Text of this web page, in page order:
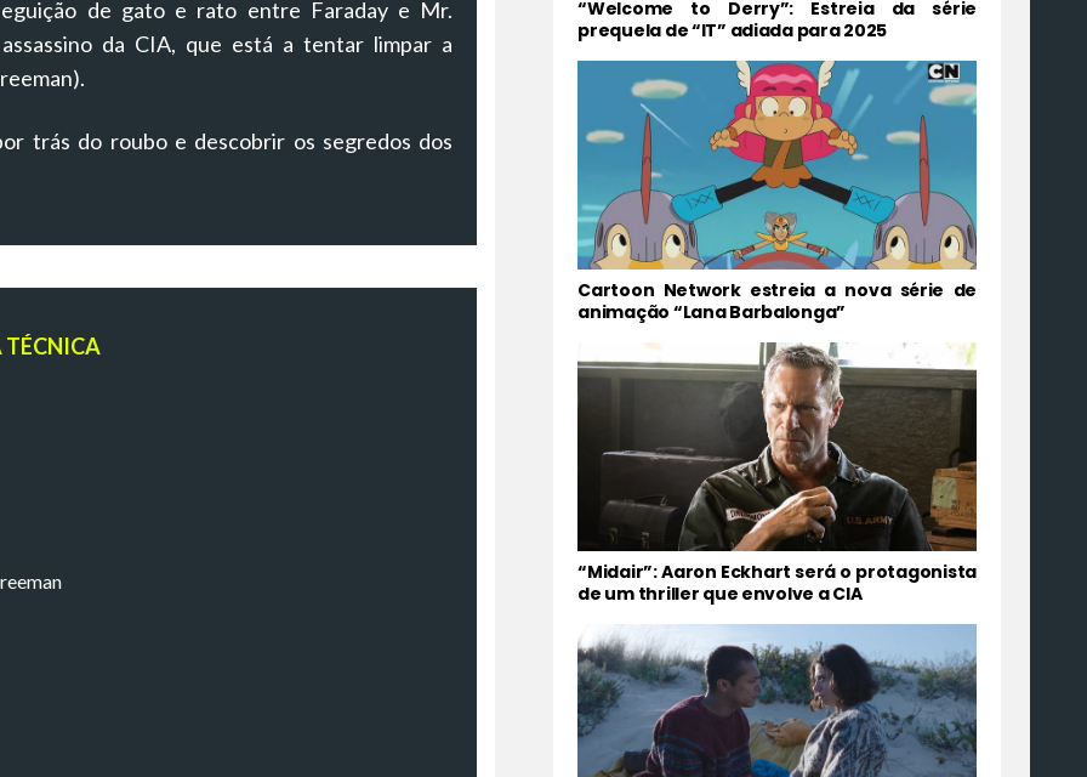
de gato e rato entre Faraday e Mr.
da CIA, que está a tentar limpar a
trás do roubo e descobrir os segredos dos
TÉCNICA
“Welcome to Derry”: Estreia da série
prequela de “IT” adiada para 2025
Cartoon Network estreia a nova série de
animação “Lana Barbalonga”
“Midair”: Aaron Eckhart será o protagonista
de um thriller que envolve a CIA